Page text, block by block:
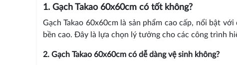
1. Gạch Takao 60x60cm có tốt không?
Gạch Takao 60x60cm là sản phẩm cao cấp, nổi bật
bền cao. Đây là lựa chọn lý tưởng cho các công trình
2. Gạch Takao 60x60cm có dễ dàng vệ sinh không?